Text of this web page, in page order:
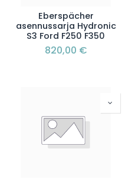
Eberspächer
asennussarja Hydronic
S3 Ford F250 F350
820,00 €